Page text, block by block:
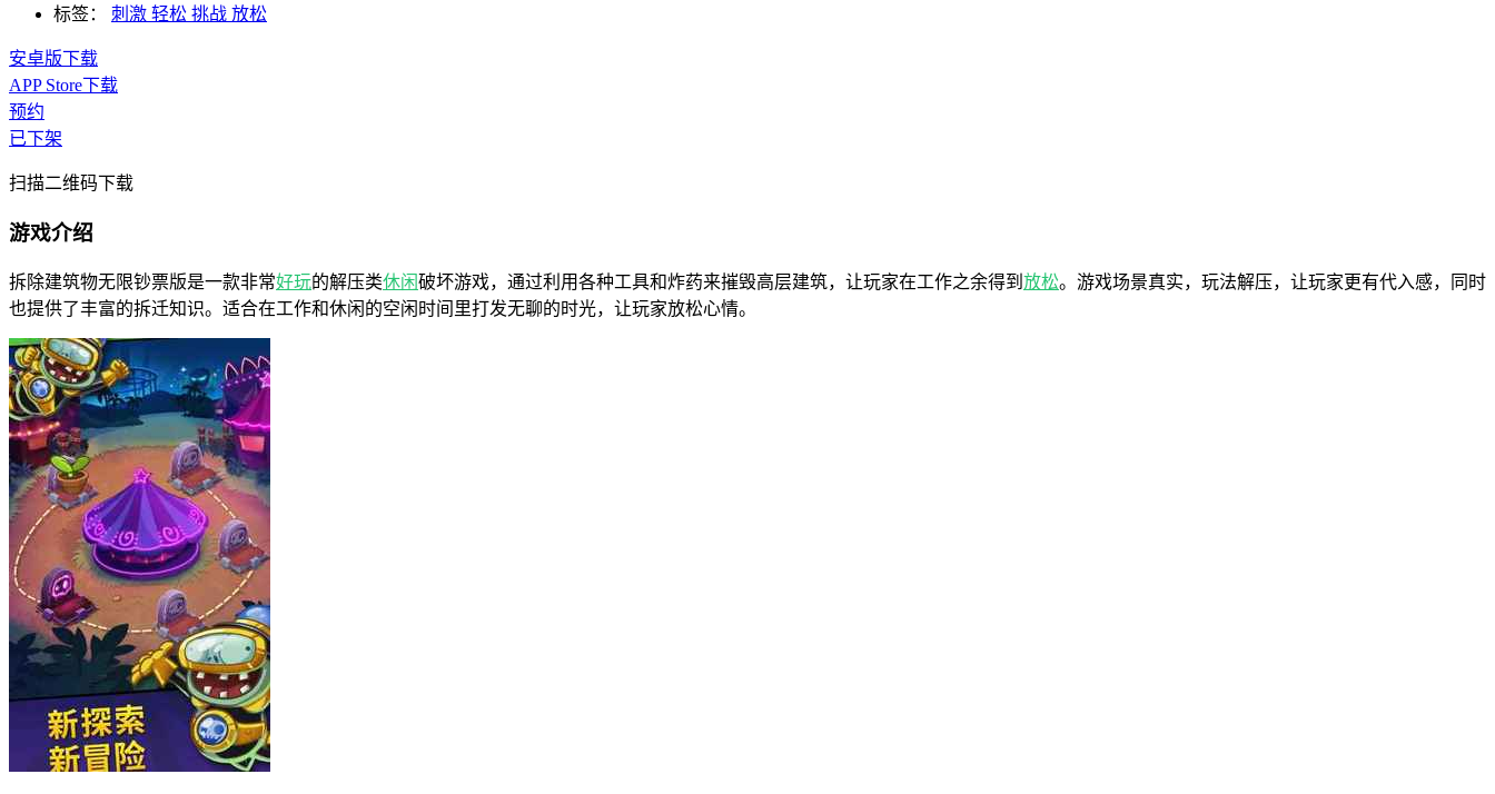
标签：
刺激 轻松 挑战 放松
安卓版下载
APP Store下载
预约
已下架
扫描二维码下载
游戏介绍
拆除建筑物无限钞票版是一款非常好玩的解压类休闲破坏游戏，通过利用各种工具和炸药来摧毁高层建筑，让玩家在工作之余得到 放松。游戏场景真实，玩法解压，让玩家更有代入感，同时
也提供了丰富的拆迁知识。适合在工作和休闲的空闲时间里打发无聊的时光，让玩家放松心情。